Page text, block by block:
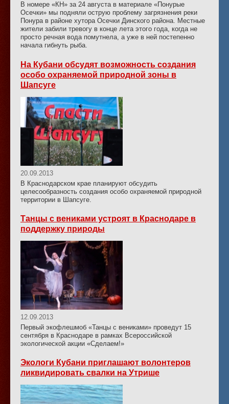
В номере «КН» за 24 августа в материале «Понурые
Осечки» мы подняли острую проблему загрязнения реки
Понура в районе хутора Осечки Динского района. Местные
жители забили тревогу в конце лета этого года, когда не
просто речная вода помутнела, а уже в ней постепенно
начала гибнуть рыба.
На Кубани обсудят возможность создания
особо охраняемой природной зоны в
Шапсуге
20.09.2013
В Краснодарском крае планируют обсудить
целесообразность создания особо охраняемой природной
территории в Шапсуге.
Танцы с вениками устроят в Краснодаре в
поддержку природы
12.09.2013
Первый экофлешмоб «Танцы с вениками» проведут 15
сентября в Краснодаре в рамках Всероссийской
экологической акции «Сделаем!»
Экологи Кубани приглашают волонтеров
ликвидировать свалки на Утрише